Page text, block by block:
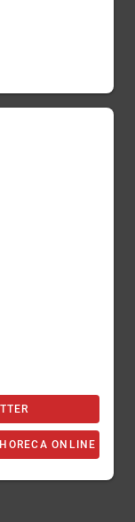
ONLINE